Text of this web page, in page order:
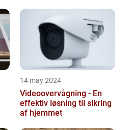
14 may 2024
Videoovervågning - En
effektiv løsning til sikring
af hjemmet